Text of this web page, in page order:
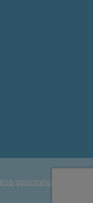
personnelles